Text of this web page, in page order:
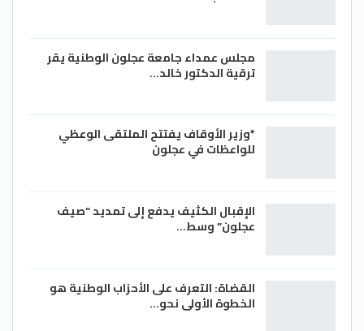
مجلس عمداء جامعة عجلون الوطنية يقر
ترقية الدكتور خالد…
*وزير الأوقاف يفتتح الملتقى الوعظي
للواعظات في عجلون
الإقبال الكثيف يدفع إلى تمديد “صيف
عجلون” وسط…
القضاة: التعرف على الأحزاب الوطنية هو
الخطوة الأولى نحو…